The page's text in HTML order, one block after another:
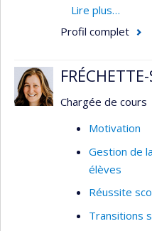
du primaire et du
différencie les
«motivation
Département de
l’éducation de
Lire plus…
Profil complet
Chargée de cours
Motivation
Gestion de
élèves
Réussite
Transitions